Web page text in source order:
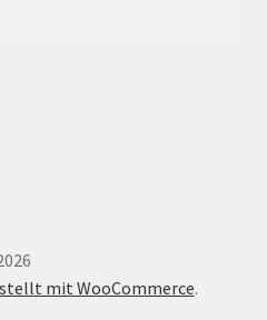
mit WooCommerce.